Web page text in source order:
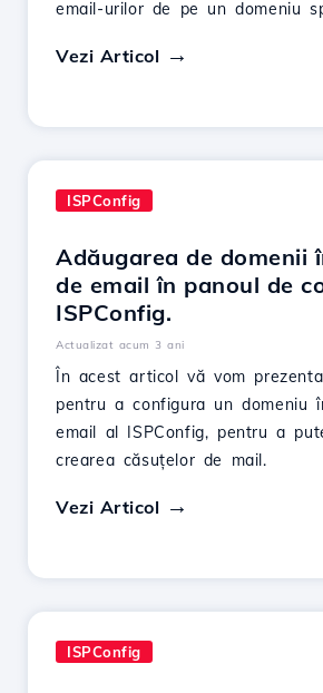
email-urilor de pe un domeniu
Vezi Articol
ISPConfig
Adăugarea de domenii
de email în panoul de
ISPConfig.
Actualizat acum 3 ani
În acest articol vă vom
pentru a configura un domeniu
email al ISPConfig, pentru a
crearea căsuțelor de mail.
Vezi Articol
ISPConfig